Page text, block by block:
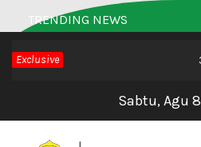
to
content
TRENDING NEWS
Exclusive
Sabtu, Agu